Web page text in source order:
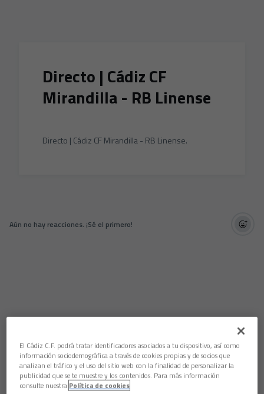
Directo | Cádiz CF
Mirandilla - RB Linense
Directo | Cádiz CF Mirandilla - RB Linense.
Aún no hay reacciones. ¡Sé el primero!
El Cádiz C.F. podrá tratar identificadores asociados a tu dispositivo, así como
información sociodemográfica a través de cookies propias y de socios que
analizan el tráfico y el uso del sitio web con la finalidad de personalizar la
publicidad que se te muestre y los contenidos. Para más información
consulte nuestra Política de cookies